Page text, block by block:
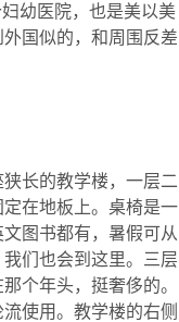
幼医院，也是美以美
国似的，和周围反差
长的教学楼，一层二
在地板上。桌椅是一
图书都有，暑假可从
们也会到这里。三层
个年头，挺奢侈的。
使用。教学楼的右侧